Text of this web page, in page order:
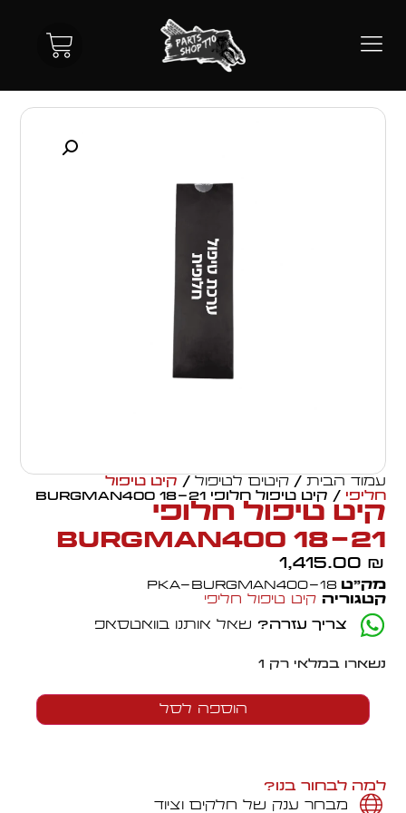
עמוד הבית /קיטים לטיפול / קיט טיפול
חליפי / קיט טיפול חלופי BURGMAN400 18-21
קיט טיפול חלופי
BURGMAN400 18-21
1,415.00 ₪
מק״ט PKA-BURGMAN400-18
קטגוריה קיט טיפול חליפי
צריך עזרה? שאל אותנו בוואטסאפ
נשארו במלאי רק 1
הוספה לסל
למה לבחור בנו?
מבחר ענק של חלקים וציוד